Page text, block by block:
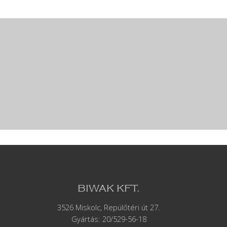
BIWAK KFT.
3526 Miskolc, Repülőtéri út 27.
Gyártás: 20/529-56-18